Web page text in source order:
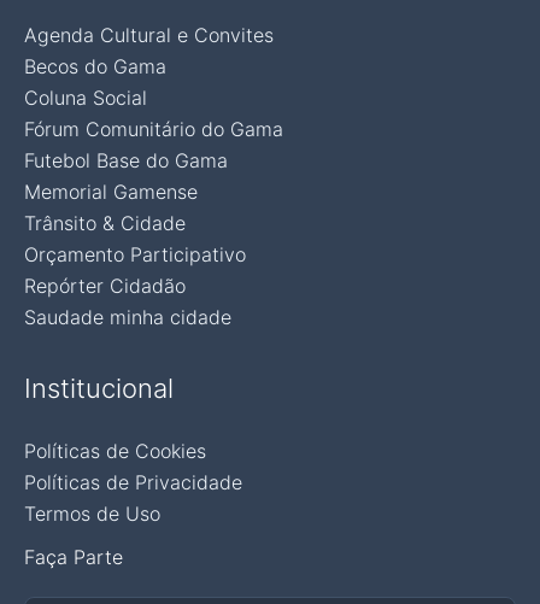
Agenda Cultural e Convites
Becos do Gama
Coluna Social
Fórum Comunitário do Gama
Futebol Base do Gama
Memorial Gamense
Trânsito & Cidade
Orçamento Participativo
Repórter Cidadão
Saudade minha cidade
Institucional
Políticas de Cookies
Políticas de Privacidade
Termos de Uso
Faça Parte